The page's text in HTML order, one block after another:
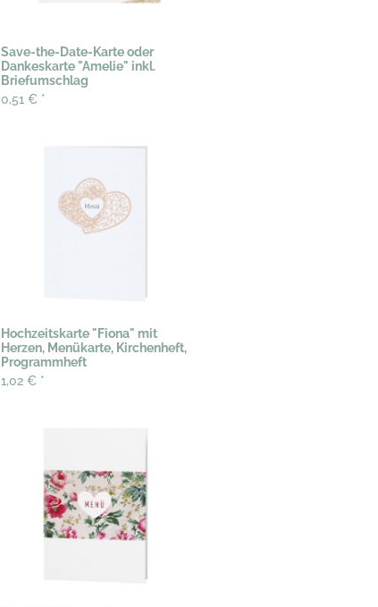
Save-the-Date-Karte oder
Dankeskarte "Amelie" inkl.
Briefumschlag
0,51 € *
Hochzeitskarte "Fiona" mit
Herzen, Menükarte, Kirchenheft,
Programmheft
1,02 € *